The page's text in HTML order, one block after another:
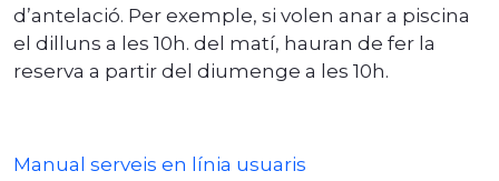
d’antelació. Per exemple, si volen anar a piscina
el dilluns a les 10h. del matí, hauran de fer la
reserva a partir del diumenge a les 10h.
Manual serveis en línia usuaris